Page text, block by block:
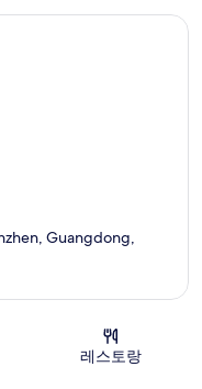
Guangdong,
레스토랑